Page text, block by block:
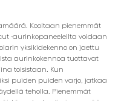
Kooltaan pienemmät
-aurinkopaneeleilta voidaan
yksikidekenno on jaettu
aurinkokennoa tuottavat
toisistaan. Kun
puiden puiden varjo, jatkaa
teholla. Pienemmät